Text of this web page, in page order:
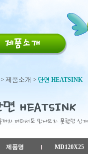
제품소개
> 제품소개 > 단면 HEATSINK
제품명 MD120X25